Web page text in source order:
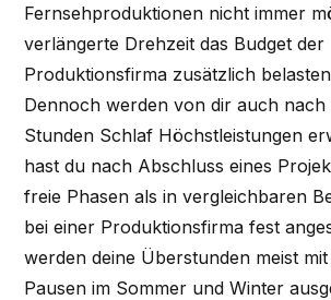
Fernsehproduktionen nicht immer
verlängerte Drehzeit das Budget der
Produktionsfirma zusätzlich
Dennoch werden von dir auch nach
Stunden Schlaf Höchstleistungen
hast du nach Abschluss eines
freie Phasen als in vergleichbaren
bei einer Produktionsfirma fest
werden deine Überstunden meist
Pausen im Sommer und Winter